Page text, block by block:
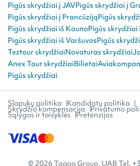
Pigūs skrydžiai į JAVPigūs skrydžiai į
Pigūs skrydžiai į PrancūzijąPigūs
Pigūs skrydžiai iš KaunoPigūs skrydžiai
Pigūs skrydžiai iš VaršuvosPigūs
Teztour skrydžiaiNovaturas skrydžiai
Anex Tour skrydžiaiBilietai
Pigūs skrydžiai
Slapukų politika Kandidatų politika
Skrydžio kompensacija Privatumo
Sąlygos ir taisyklės Pretenzijos
© 2026 Tagoo Group, UAB Tel.